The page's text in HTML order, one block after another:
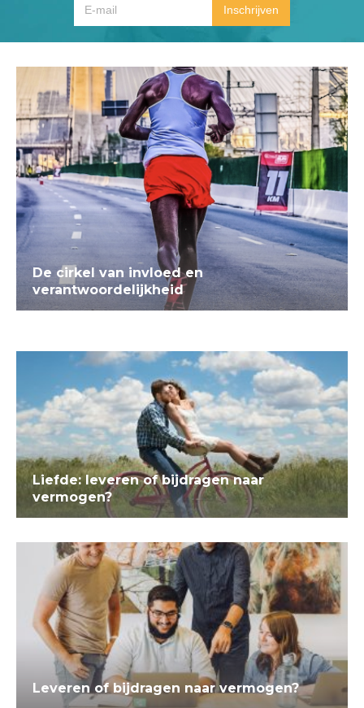
De cirkel van invloed en
verantwoordelijkheid
Liefde: leveren of bijdragen naar
vermogen?
Leveren of bijdragen naar vermogen?